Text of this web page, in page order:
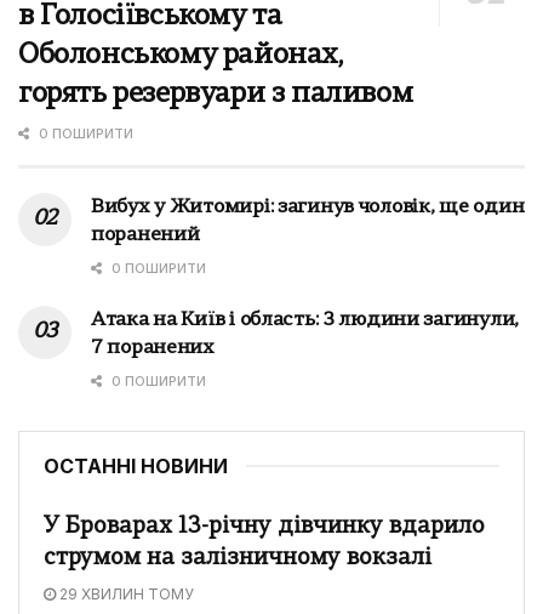
в Голосіївському та
Оболонському районах,
горять резервуари з паливом
0 ПОШИРИТИ
Вибух у Житомирі: загинув чоловік, ще один
поранений
0 ПОШИРИТИ
Атака на Київ і область: 3 людини загинули,
7 поранених
0 ПОШИРИТИ
ОСТАННІ НОВИНИ
У Броварах 13-річну дівчинку вдарило
струмом на залізничному вокзалі
29 ХВИЛИН ТОМУ